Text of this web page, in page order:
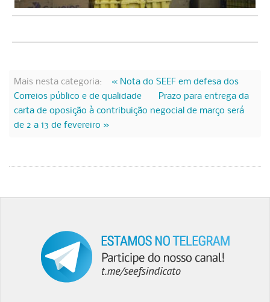
Mais nesta categoria:
« Nota do SEEF em defesa dos
Correios público e de qualidade
Prazo para entrega da
carta de oposição à contribuição negocial de março será
de 2 a 13 de fevereiro »